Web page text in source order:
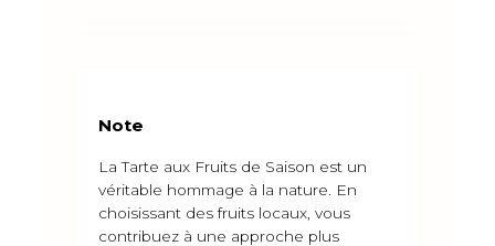
Note
La Tarte aux Fruits de Saison est un
véritable hommage à la nature. En
choisissant des fruits locaux, vous
contribuez à une approche plus